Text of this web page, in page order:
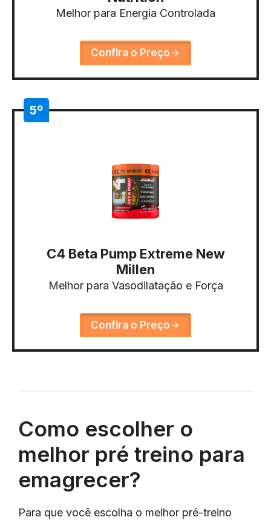
Melhor para Energia Controlada
Confira o Preço
5º
C4 Beta Pump Extreme New
Millen
Melhor para Vasodilatação e Força
Confira o Preço
Como escolher o
melhor pré treino para
emagrecer?
Para que você escolha o melhor pré-treino